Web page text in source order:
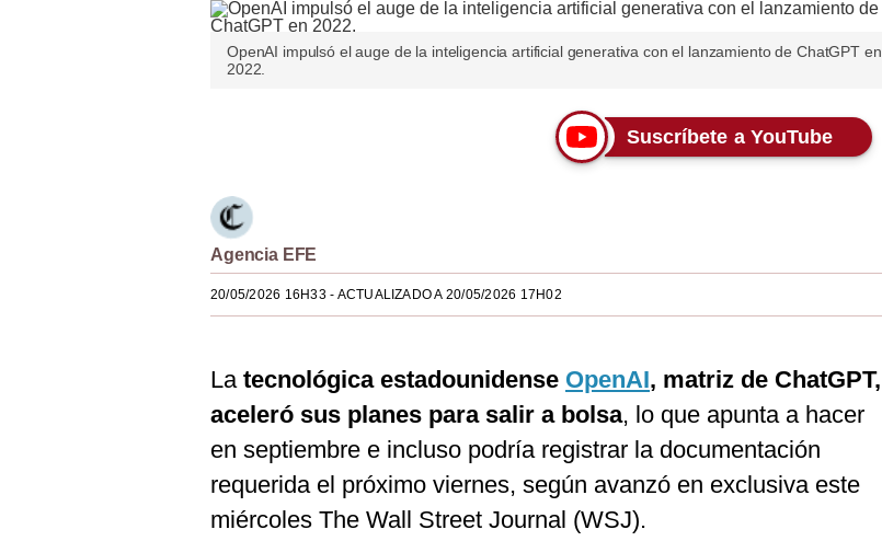
OpenAI impulsó el auge de la inteligencia artificial generativa con el lanzamiento de ChatGPT en
2022.
Suscríbete a YouTube
Agencia EFE
20/05/2026 16H33- ACTUALIZADO A 20/05/2026 17H02
La tecnológica estadounidense OpenAI, matriz de ChatGPT,
aceleró sus planes para salir a bolsa, lo que apunta a hacer
en septiembre e incluso podría registrar la documentación
requerida el próximo viernes, según avanzó en exclusiva este
miércoles The Wall Street Journal (WSJ).